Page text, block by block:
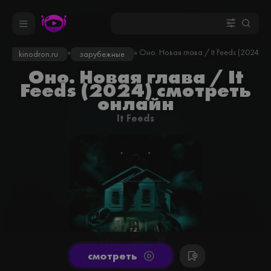
kinodron.ru » зарубежные » Оно. Новая глава / It Feeds (2024)
Оно. Новая глава / It
Feeds (2024) смотреть
онлайн
It Feeds
cмотреть